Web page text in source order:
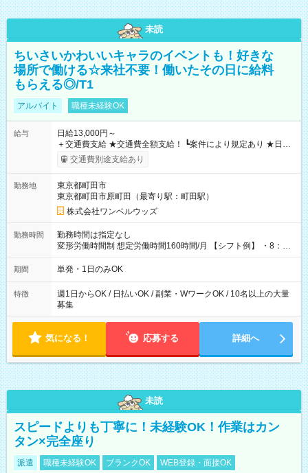
未読
ちいさいかわいいキャラのイベントも！好きな
場所で働ける☆来社不要！働いたその日に給料
もらえる◎/T1
アルバイト 職種未経験OK
給与
日給13,000円～
＋交通費支給 ★交通費全額支給！ ┗案件により規定あり ★日払
いOK！（規定あり） ┗働いたその日に現金GET♪ お仕事後はコ
ンビニATMから 日払い分を引き落とせます！ 【試用期間】試
交通費別途支給あり
勤務地
東京都町田市
東京都町田市原町田（最寄り駅：町田駅）
株式会社ワンベルウッズ
勤務時間
勤務時間は指定なし
変形労働時間制 想定労働時間160時間/月 【シフト例】 ・8：00
～21：00
期間 単発・1日のみOK
特徴
週1日からOK / 日払いOK / 副業・WワークOK / 10名以上の大量
募集
気になる！ 応募する 詳細へ
未読
スピードよりも丁寧に！未経験OK！作業はカン
タン×完全座り
派遣 職種未経験OK ブランクOK WEB登録・面接OK